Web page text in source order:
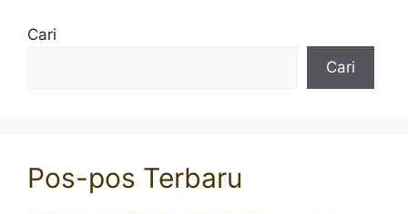
Cari
Cari
Pos-pos Terbaru